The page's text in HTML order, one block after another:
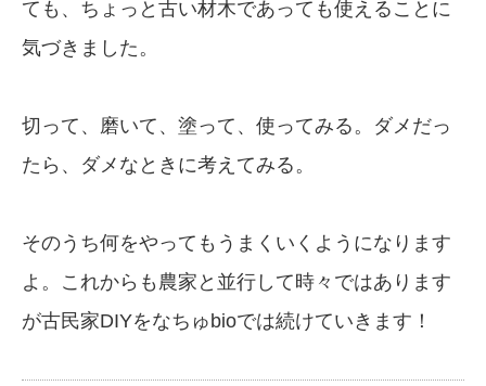
ても、ちょっと古い材木であっても使えることに
気づきました。
切って、磨いて、塗って、使ってみる。ダメだっ
たら、ダメなときに考えてみる。
そのうち何をやってもうまくいくようになります
よ。これからも農家と並行して時々ではあります
が古民家DIYをなちゅbioでは続けていきます！